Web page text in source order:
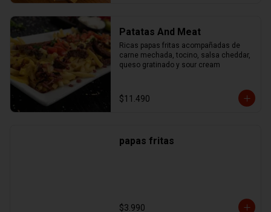
Patatas And Meat
Ricas papas fritas acompañadas de
carne mechada, tocino, salsa cheddar,
queso gratinado y sour cream
$11.490
papas fritas
$3.990